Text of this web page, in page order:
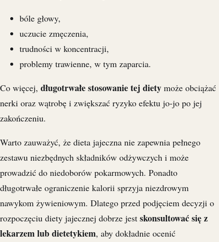
bóle głowy,
uczucie zmęczenia,
trudności w koncentracji,
problemy trawienne, w tym zaparcia.
Co więcej, długotrwałe stosowanie tej diety może obciążać
nerki oraz wątrobę i zwiększać ryzyko efektu jo-jo po jej
zakończeniu.
Warto zauważyć, że dieta jajeczna nie zapewnia pełnego
zestawu niezbędnych składników odżywczych i może
prowadzić do niedoborów pokarmowych. Ponadto
długotrwałe ograniczenie kalorii sprzyja niezdrowym
nawykom żywieniowym. Dlatego przed podjęciem decyzji o
rozpoczęciu diety jajecznej dobrze jest skonsultować się z
lekarzem lub dietetykiem, aby dokładnie ocenić